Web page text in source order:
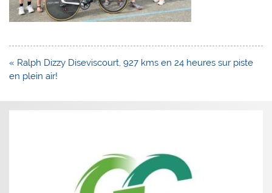
Navigation
de
« Ralph Dizzy Diseviscourt, 927 kms en 24 heures sur piste
en plein air!